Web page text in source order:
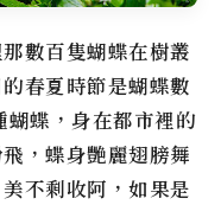
數百隻蝴蝶在樹叢
春夏時節是蝴蝶數
蝶，身在都市裡的
，蝶身艷麗翅膀舞
不剩收阿，如果是